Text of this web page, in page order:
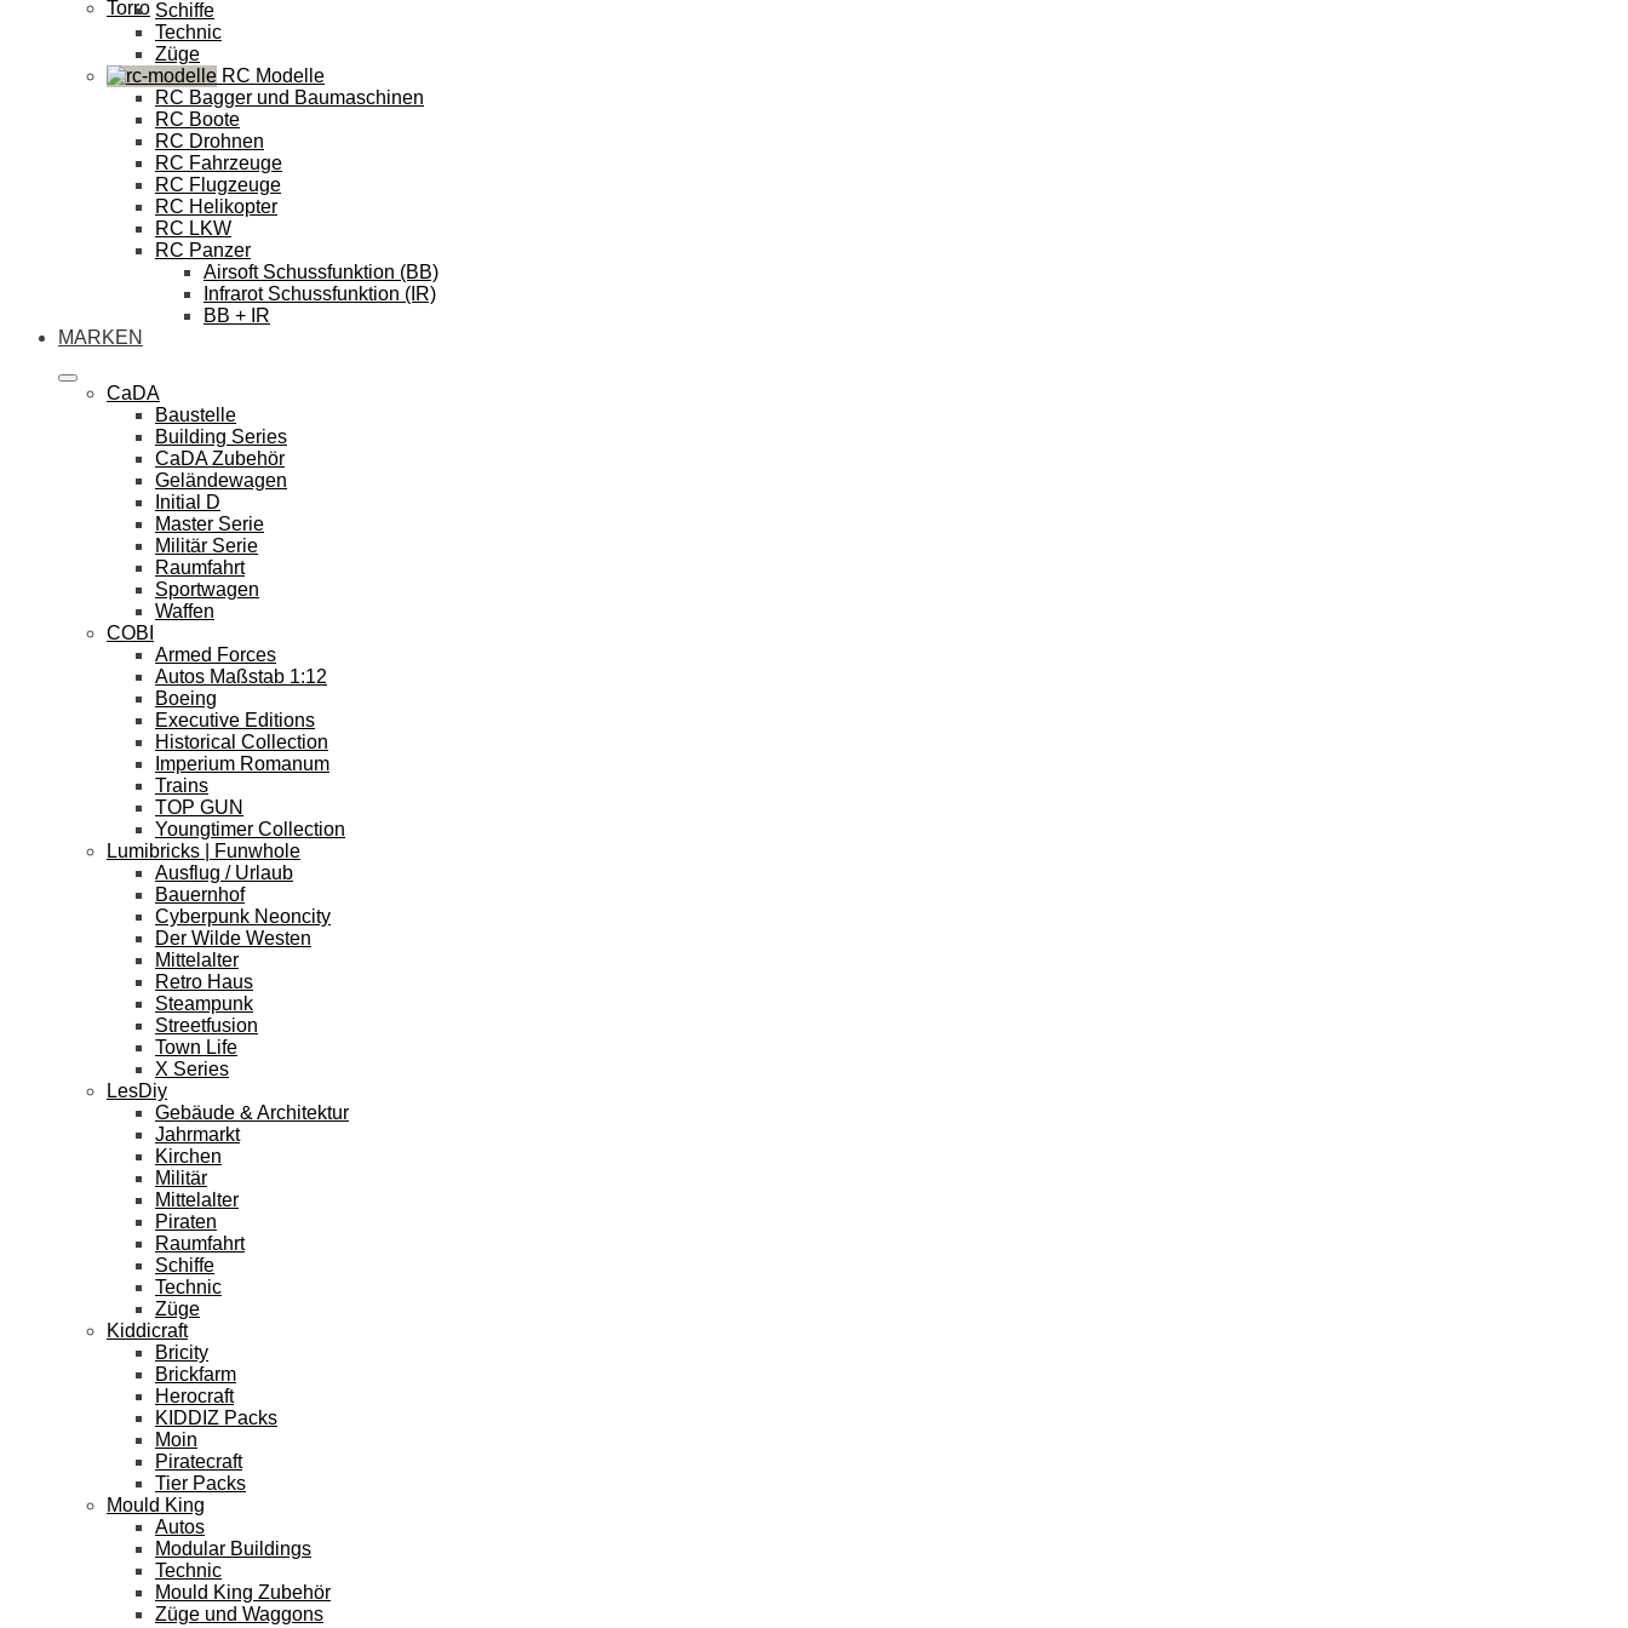
Torro Schiffe
Technic
Züge
RC Modelle
RC Bagger und Baumaschinen
RC Boote
RC Drohnen
RC Fahrzeuge
RC Flugzeuge
RC Helikopter
RC LKW
RC Panzer
Airsoft Schussfunktion (BB)
Infrarot Schussfunktion (IR)
BB + IR
MARKEN
CaDA
Baustelle
Building Series
CaDA Zubehör
Geländewagen
Initial D
Master Serie
Militär Serie
Raumfahrt
Sportwagen
Waffen
COBI
Armed Forces
Autos Maßstab 1:12
Boeing
Executive Editions
Historical Collection
Imperium Romanum
Trains
TOP GUN
Youngtimer Collection
Lumibricks | Funwhole
Ausflug / Urlaub
Bauernhof
Cyberpunk Neoncity
Der Wilde Westen
Mittelalter
Retro Haus
Steampunk
Streetfusion
Town Life
X Series
LesDiy
Gebäude & Architektur
Jahrmarkt
Kirchen
Militär
Mittelalter
Piraten
Raumfahrt
Schiffe
Technic
Züge
Kiddicraft
Bricity
Brickfarm
Herocraft
KIDDIZ Packs
Moin
Piratecraft
Tier Packs
Mould King
Autos
Modular Buildings
Technic
Mould King Zubehör
Züge und Waggons